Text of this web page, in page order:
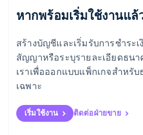
หากพร้อมเริ่มใช้งานแล้
สร้างบัญชีและเริ่มรับการชำระ
สัญญาหรือระบุรายละเอียดธน
เราเพื่อออกแบบแพ็กเกจสำหรั
เฉพาะ
เริ่มใช้งาน ติดต่อฝ่ายขาย
English
ลิกเตนสไตน์
ลิทัวเนีย
English
สเปน
EspañolEnglish
English
EnglishItaliano
สวิตเซอร์แลนด์